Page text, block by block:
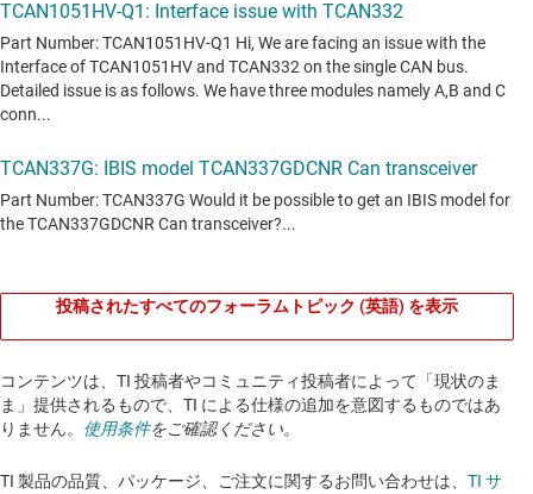
投稿されたすべてのフォーラムトピック (英語) を表示
コンテンツは、TI 投稿者やコミュニティ投稿者によって「現状のま
ま」提供されるもので、TI による仕様の追加を意図するものではあ
りません。 使用条件をご確認ください。
TI 製品の品質、パッケージ、ご注文に関するお問い合わせは、 TI サ